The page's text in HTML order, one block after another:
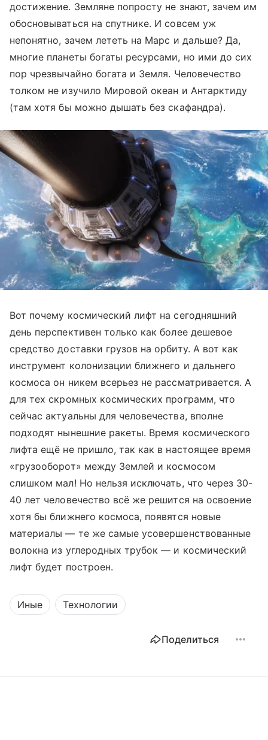
достижение. Земляне попросту не знают, зачем им
обосновываться на спутнике. И совсем уж
непонятно, зачем лететь на Марс и дальше? Да,
многие планеты богаты ресурсами, но ими до сих
пор чрезвычайно богата и Земля. Человечество
толком не изучило Мировой океан и Антарктиду
(там хотя бы можно дышать без скафандра).
Вот почему космический лифт на сегодняшний
день перспективен только как более дешевое
средство доставки грузов на орбиту. А вот как
инструмент колонизации ближнего и дальнего
космоса он никем всерьез не рассматривается. А
для тех скромных космических программ, что
сейчас актуальны для человечества, вполне
подходят нынешние ракеты. Время космического
лифта ещё не пришло, так как в настоящее время
«грузооборот» между Землей и космосом
слишком мал! Но нельзя исключать, что через 30-
40 лет человечество всё же решится на освоение
хотя бы ближнего космоса, появятся новые
материалы — те же самые усовершенствованные
волокна из углеродных трубок — и космический
лифт будет построен.
Иные Технологии
Поделиться